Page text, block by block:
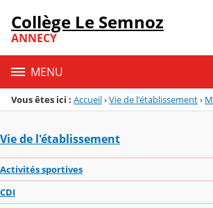
Menu de la rubrique
Contenu
Collège Le Semnoz
ANNECY
MENU
Vous êtes ici : Accueil›Vie de l'établissement›
Vie de l'établissement
Activités sportives
CDI